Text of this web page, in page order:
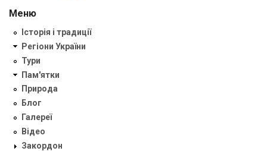
Меню
Історія і традиції
Регіони України
Тури
Пам'ятки
Природа
Блог
Галереї
Відео
Закордон